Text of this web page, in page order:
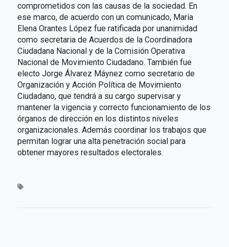
comprometidos con las causas de la sociedad. En
ese marco, de acuerdo con un comunicado, María
Elena Orantes López fue ratificada por unanimidad
como secretaria de Acuerdos de la Coordinadora
Ciudadana Nacional y de la Comisión Operativa
Nacional de Movimiento Ciudadano. También fue
electo Jorge Álvarez Máynez como secretario de
Organización y Acción Política de Movimiento
Ciudadano, que tendrá a su cargo supervisar y
mantener la vigencia y correcto funcionamiento de los
órganos de dirección en los distintos niveles
organizacionales. Además coordinar los trabajos que
permitan lograr una alta penetración social para
obtener mayores resultados electorales.